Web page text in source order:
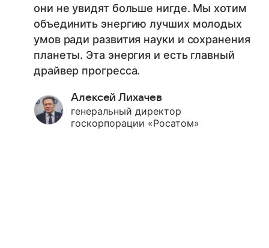
они не увидят больше нигде. Мы хотим
объединить энергию лучших молодых
умов ради развития науки и сохранения
планеты. Эта энергия и есть главный
драйвер прогресса.
Алексей Лихачев
генеральный директор
госкорпорации «Росатом»